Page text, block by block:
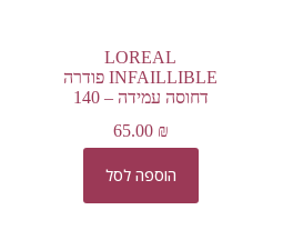
LOREAL
INFAILLIBLE פודרה
דחוסה עמידה – 140
65.00 ₪
הוספה לסל